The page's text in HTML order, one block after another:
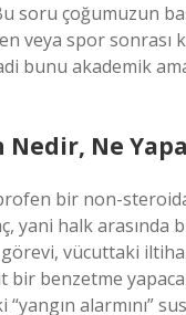
soru çoğumuzun
veya spor sonrası
bunu akademik
Ne
bir non-
yani halk arasında
vücuttaki
bir benzetme
alarmını”